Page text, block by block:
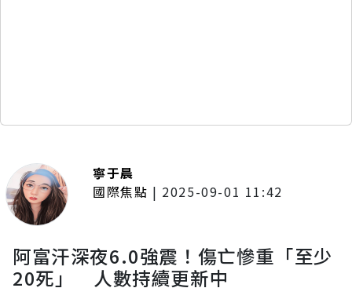
寧于晨
國際焦點 | 2025-09-01 11:42
阿富汗深夜6.0強震！傷亡慘重「至少
20死」 人數持續更新中